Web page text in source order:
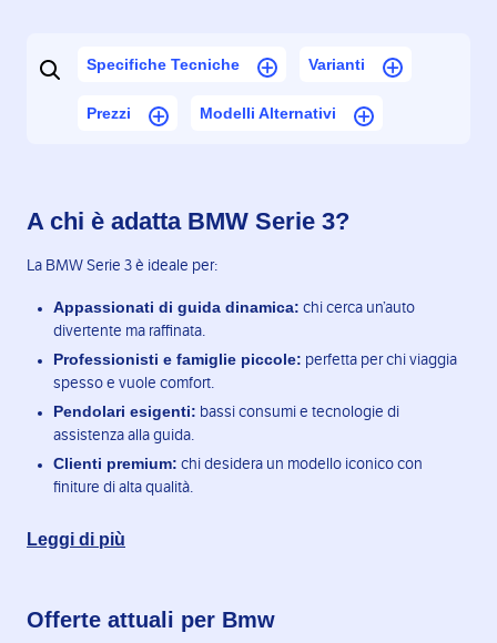
Specifiche Tecniche Varianti
Prezzi Modelli Alternativi
A chi è adatta BMW Serie 3?
La BMW Serie 3 è ideale per:
Appassionati di guida dinamica: chi cerca un’auto
divertente ma raffinata.
Professionisti e famiglie piccole: perfetta per chi viaggia
spesso e vuole comfort.
Pendolari esigenti: bassi consumi e tecnologie di
assistenza alla guida.
Clienti premium: chi desidera un modello iconico con
finiture di alta qualità.
Leggi di più
Offerte attuali per Bmw